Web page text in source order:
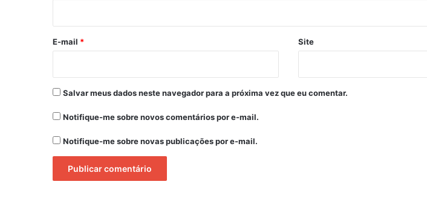
*
E-mail * Site
Salvar meus dados neste navegador para a próxima vez que eu comentar.
Notifique-me sobre novos comentários por e-mail.
Notifique-me sobre novas publicações por e-mail.